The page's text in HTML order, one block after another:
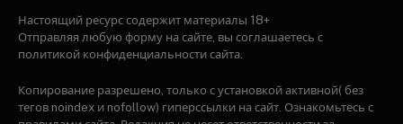
Настоящий ресурс содержит материалы 18+
Отправляя любую форму на сайте, вы соглашаетесь с
политикой конфиденциальности сайта.
Копирование разрешено, только с установкой активной( без
тегов noindex и nofollow) гиперссылки на сайт. Ознакомьтесь с